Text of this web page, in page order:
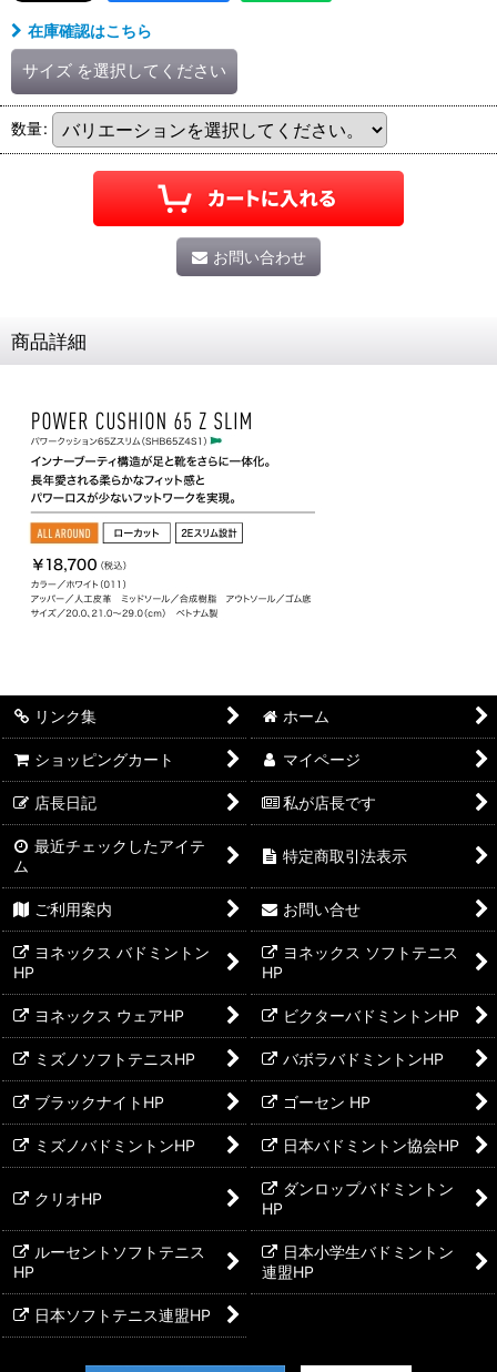
在庫確認はこちら
サイズ を選択してください
数量:
お問い合わせ
商品詳細
リンク集 ホーム
ショッピングカート マイページ
店長日記 私が店長です
最近チェックしたアイテ
ム
特定商取引法表示
ご利用案内 お問い合せ
ヨネックス バドミントン
HP
ヨネックス ソフトテニス
HP
ヨネックス ウェアHP ビクターバドミントンHP
ミズノソフトテニスHP バボラバドミントンHP
ブラックナイトHP ゴーセン HP
ミズノバドミントンHP 日本バドミントン協会HP
クリオHP
ダンロップバドミントン
HP
ルーセントソフトテニス
HP
日本小学生バドミントン
連盟HP
日本ソフトテニス連盟HP